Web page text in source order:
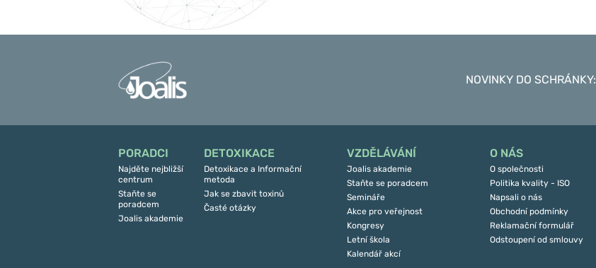
NOVINKY DO SCHRÁNKY:
PORADCI
Najděte nejbližší
centrum
Staňte se
poradcem
Joalis akademie
DETOXIKACE
Detoxikace a Informační
metoda
Jak se zbavit toxinů
Časté otázky
VZDĚLÁVÁNÍ
Joalis akademie
Staňte se poradcem
Semináře
Akce pro veřejnost
Kongresy
Letní škola
Kalendář akcí
O NÁS
O společnosti
Politika kvality - ISO
Napsali o nás
Obchodní podmínky
Reklamační formulář
Odstoupení od smlouvy